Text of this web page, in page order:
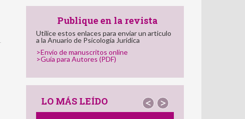
Publique en la revista
Utilice estos enlaces para enviar un articulo
a la Anuario de Psicología Jurídica
>Envío de manuscritos online
>Guía para Autores (PDF)
LO MÁS LEÍDO < >